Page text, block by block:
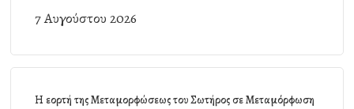
7 Αυγούστου 2026
Η εορτή της Μεταμορφώσεως του Σωτήρος σε Μεταμόρφωση